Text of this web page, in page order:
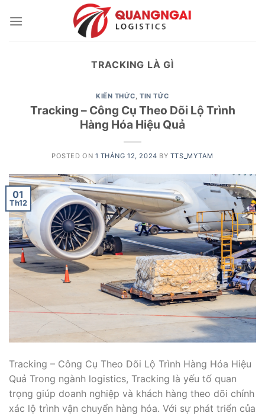
TRACKING LÀ GÌ
KIẾN THỨC,TIN TỨC
Tracking – Công Cụ Theo Dõi Lộ Trình
Hàng Hóa Hiệu Quả
POSTED ON 1 THÁNG 12, 2024 BY TTS_MYTAM
01
Th12
Tracking – Công Cụ Theo Dõi Lộ Trình Hàng Hóa Hiệu
Quả Trong ngành logistics, Tracking là yếu tố quan
trọng giúp doanh nghiệp và khách hàng theo dõi chính
xác lộ trình vận chuyển hàng hóa. Với sự phát triển của